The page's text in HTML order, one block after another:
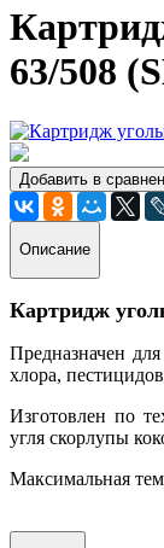
63/508
Добавить в
Описание
Картридж
Предназначен
хлора,
Изготовлен по
угля скорлупы
Максимальная